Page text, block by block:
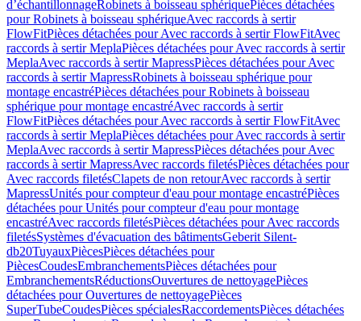
d’échantillonnageRobinets à boisseau sphériquePièces détachées
pour Robinets à boisseau sphériqueAvec raccords à sertir
FlowFitPièces détachées pour Avec raccords à sertir FlowFitAvec
raccords à sertir MeplaPièces détachées pour Avec raccords à sertir
MeplaAvec raccords à sertir MapressPièces détachées pour Avec
raccords à sertir MapressRobinets à boisseau sphérique pour
montage encastréPièces détachées pour Robinets à boisseau
sphérique pour montage encastréAvec raccords à sertir
FlowFitPièces détachées pour Avec raccords à sertir FlowFitAvec
raccords à sertir MeplaPièces détachées pour Avec raccords à sertir
MeplaAvec raccords à sertir MapressPièces détachées pour Avec
raccords à sertir MapressAvec raccords filetésPièces détachées pour
Avec raccords filetésClapets de non retourAvec raccords à sertir
MapressUnités pour compteur d'eau pour montage encastréPièces
détachées pour Unités pour compteur d'eau pour montage
encastréAvec raccords filetésPièces détachées pour Avec raccords
filetésSystèmes d'évacuation des bâtimentsGeberit Silent-
db20TuyauxPiècesPièces détachées pour
PiècesCoudesEmbranchementsPièces détachées pour
EmbranchementsRéductionsOuvertures de nettoyagePièces
détachées pour Ouvertures de nettoyagePièces
SuperTubeCoudesPièces spécialesRaccordementsPièces détachées